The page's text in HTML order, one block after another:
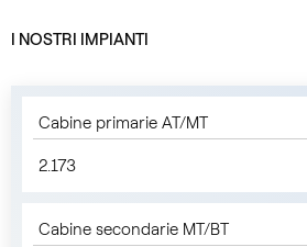
I NOSTRI IMPIANTI
Cabine primarie AT/MT
2.173
Cabine secondarie MT/BT